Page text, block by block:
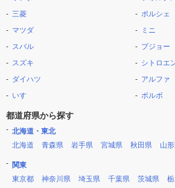
三菱
マツダ
スバル
スズキ
ダイハツ
いすゞ
ポルシェ
ミニ
プジョー
シトロエ
アルファ
ボルボ
都道府県から探す
北海道・東北
北海道
青森県 岩手県 宮城県 秋田県 山
関東
東京都
神奈川県 埼玉県 千葉県 茨城県